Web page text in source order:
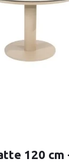
120 cm